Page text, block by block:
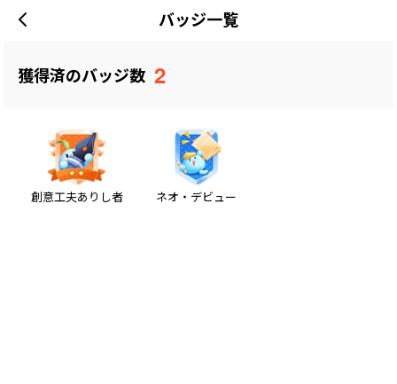
バッジ一覧
獲得済のバッジ数 2
創意工夫ありし者 ネオ・デビュー